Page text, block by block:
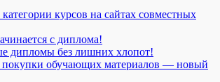
курсов на сайтах совместных
с диплома!
дипломы без лишних хлопот!
обучающих материалов — новый